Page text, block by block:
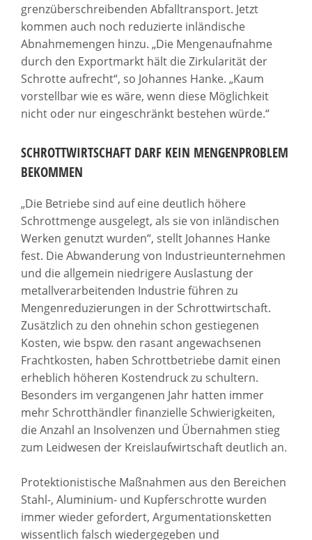
grenzüberschreibenden Abfalltransport. Jetzt
kommen auch noch reduzierte inländische
Abnahmemengen hinzu. „Die Mengenaufnahme
durch den Exportmarkt hält die Zirkularität der
Schrotte aufrecht“, so Johannes Hanke. „Kaum
vorstellbar wie es wäre, wenn diese Möglichkeit
nicht oder nur eingeschränkt bestehen würde.“
SCHROTTWIRTSCHAFT DARF KEIN MENGENPROBLEM
BEKOMMEN
„Die Betriebe sind auf eine deutlich höhere
Schrottmenge ausgelegt, als sie von inländischen
Werken genutzt wurden“, stellt Johannes Hanke
fest. Die Abwanderung von Industrieunternehmen
und die allgemein niedrigere Auslastung der
metallverarbeitenden Industrie führen zu
Mengenreduzierungen in der Schrottwirtschaft.
Zusätzlich zu den ohnehin schon gestiegenen
Kosten, wie bspw. den rasant angewachsenen
Frachtkosten, haben Schrottbetriebe damit einen
erheblich höheren Kostendruck zu schultern.
Besonders im vergangenen Jahr hatten immer
mehr Schrotthändler finanzielle Schwierigkeiten,
die Anzahl an Insolvenzen und Übernahmen stieg
zum Leidwesen der Kreislaufwirtschaft deutlich an.
Protektionistische Maßnahmen aus den Bereichen
Stahl-, Aluminium- und Kupferschrotte wurden
immer wieder gefordert, Argumentationsketten
wissentlich falsch wiedergegeben und